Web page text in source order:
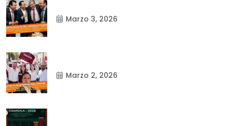
Marzo 3, 2026
Marzo 2, 2026